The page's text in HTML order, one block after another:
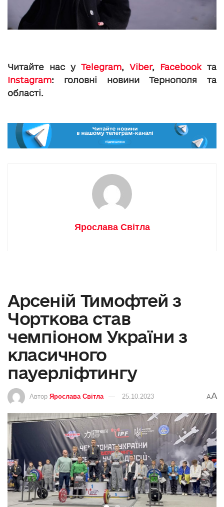
Читайте нас у Telegram, Viber, Facebookта
Instagram: головні новини Тернополя та
області.
Ярослава Світла
Арсеній Тимофтей з
Чорткова став
чемпіоном України з
класичного
пауерліфтингу
Автор Ярослава Світла 25.10.2023 AA